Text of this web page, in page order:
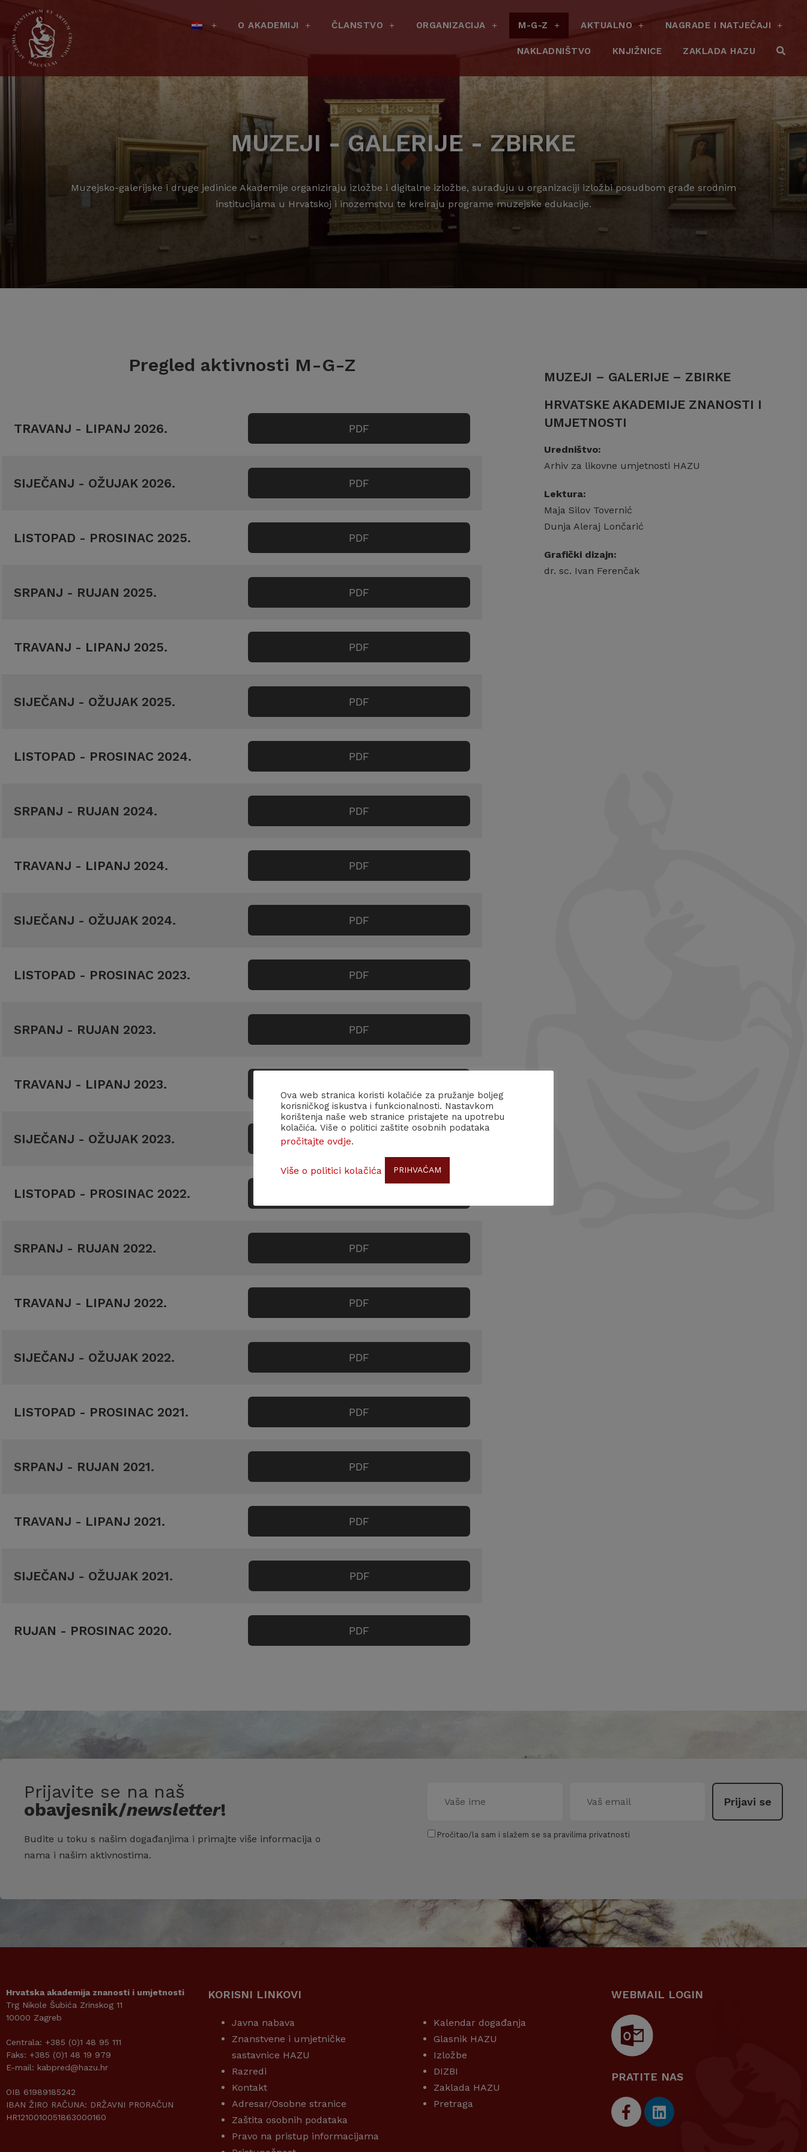
O AKADEMIJI ČLANSTVO ORGANIZACIJA M-G-Z AKTUALNO NAGRADE I NATJEČAJI
NAKLADNIŠTVO KNJIŽNICE ZAKLADA HAZU
MUZEJI - GALERIJE - ZBIRKE
Muzejsko-galerijske i druge jedinice Akademije organiziraju izložbe i digitalne izložbe, surađuju u organizaciji izložbi posudbom građe srodnim
institucijama u Hrvatskoj i inozemstvu te kreiraju programe muzejske edukacije.
Pregled aktivnosti M-G-Z
TRAVANJ - LIPANJ 2026. PDF
SIJEČANJ - OŽUJAK 2026. PDF
LISTOPAD - PROSINAC 2025. PDF
SRPANJ - RUJAN 2025. PDF
TRAVANJ - LIPANJ 2025. PDF
SIJEČANJ - OŽUJAK 2025. PDF
LISTOPAD - PROSINAC 2024. PDF
SRPANJ - RUJAN 2024. PDF
TRAVANJ - LIPANJ 2024. PDF
SIJEČANJ - OŽUJAK 2024. PDF
LISTOPAD - PROSINAC 2023. PDF
SRPANJ - RUJAN 2023. PDF
TRAVANJ - LIPANJ 2023.
SIJEČANJ - OŽUJAK 2023. PDF
LISTOPAD - PROSINAC 2022.
SRPANJ - RUJAN 2022. PDF
TRAVANJ - LIPANJ 2022. PDF
SIJEČANJ - OŽUJAK 2022. PDF
LISTOPAD - PROSINAC 2021. PDF
SRPANJ - RUJAN 2021. PDF
TRAVANJ - LIPANJ 2021. PDF
SIJEČANJ - OŽUJAK 2021. PDF
RUJAN - PROSINAC 2020. PDF
MUZEJI – GALERIJE – ZBIRKE
HRVATSKE AKADEMIJE ZNANOSTI I
UMJETNOSTI
Uredništvo:
Arhiv za likovne umjetnosti HAZU
Lektura:
Maja Silov Tovernić
Dunja Aleraj Lončarić
Grafički dizajn:
dr. sc. Ivan Ferenčak
Prijavite se na naš
obavjesnik/newsletter!
Budite u toku s našim događanjima i primajte više informacija o
nama i našim aktivnostima.
Pročitao/la sam i slažem se sa pravilima privatnosti
Hrvatska akademija znanosti i umjetnosti
Trg Nikole Šubića Zrinskog 11
10000 Zagreb
Centrala: +385 (0)1 48 95 111
Faks: +385 (0)1 48 19 979
E-mail: kabpred@hazu.hr
OIB 61989185242
IBAN ŽIRO RAČUNA: DRŽAVNI PRORAČUN
HR1210010051863000160
KORISNI LINKOVI
Javna nabava
Znanstvene i umjetničke
sastavnice HAZU
Razredi
Kontakt
Adresar/Osobne stranice
Zaštita osobnih podataka
Pravo na pristup informacijama
Kalendar događanja
Glasnik HAZU
Izložbe
DIZBI
Zaklada HAZU
Pretraga
WEBMAIL LOGIN
PRATITE NAS
Ova web stranica koristi kolačiće za pružanje boljeg
korisničkog iskustva i funkcionalnosti. Nastavkom
korištenja naše web stranice pristajete na upotrebu
kolačića. Više o politici zaštite osobnih podataka
pročitajte ovdje.
Više o politici kolačića PRIHVAĆAM